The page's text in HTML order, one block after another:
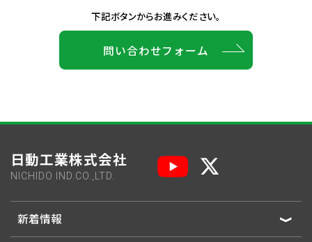
下記ボタンからお進みください。
問い合わせフォーム
日動工業株式会社
NICHIDO IND.CO.,LTD.
新着情報